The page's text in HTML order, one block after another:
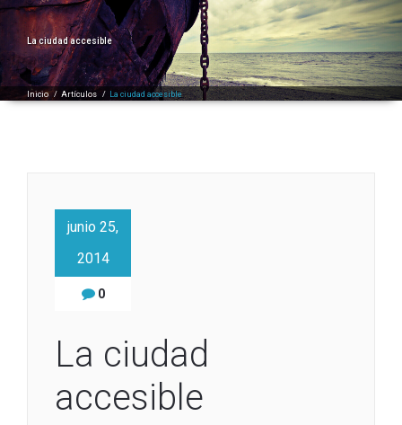
La ciudad accesible
Inicio / Artículos / La ciudad accesible
junio 25,
2014
0
La ciudad
accesible